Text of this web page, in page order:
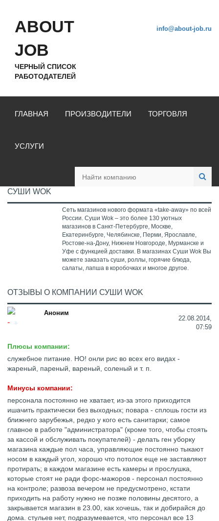
ABOUT
JOB
ЧЕРНЫЙ СПИСОК
РАБОТОДАТЕЛЕЙ
info@about-job.ru
ГЛАВНАЯ ПРОИЗВОДИТЕЛИ ТОРГОВЛЯ
УСЛУГИ
СУШИ WOK
Сеть магазинов нового формата «take-away» по всей
России. Суши Wok – это более 130 уютных
магазинов в Санкт-Петербурге, Москве,
Екатеринбурге, Челябинске, Перми, Ярославле,
Ростове-на-Дону, Нижнем Новгороде, Мурманске и
Уфе с функцией доставки. В магазинах Суши Wok Вы
можете заказать суши, роллы, горячие блюда,
салаты, лапша в коробочках и многое другое.
ОТЗЫВЫ О КОМПАНИИ СУШИ WOK
Аноним
22.08.2014,
07:59
Плюсы компании:
служебное питание. НО! онли рис во всех его видах -
жареный, пареный, вареный, соленый и т. п.
Минусы компании:
персонала постоянно не хватает, из-за этого приходится
ишачить практически без выходных; повара - сплошь гости из
ближнего зарубежья, редко у кого есть санитарки; самое
главное в работе "администратора" (кроме того, чтобы стоять
за кассой и обслуживать покупателей) - делать ген уборку
магазина каждые пол часа, управляющие постоянно тыкают
носом в каждый угол, хорошо что потолок еще не заставляют
протирать; в каждом магазине есть камеры и прослушка,
которые стоят не ради форс-мажоров - персонал постоянно
на контроле; развоза вечером не предусмотрено, кстати
приходить на работу нужно не позже половины десятого, а
закрывается магазин в 23.00, как хочешь, так и добирайся до
дома. стульев нет, подразумевается, что персонал все 13